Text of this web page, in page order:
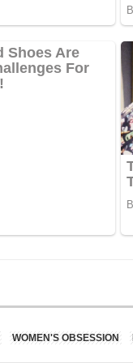
WOMEN'S OBSESSION